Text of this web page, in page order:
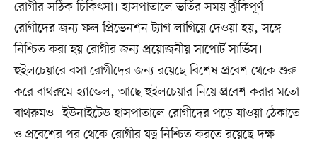
রোগীর সঠিক চিকিৎসা। হাসপাতালে ভর্তির সময় ঝুঁকিপূর্ণ
রোগীদের জন্য ফল প্রিভেনশন ট্যাগ লাগিয়ে দেওয়া হয়, সঙ্গে
নিশ্চিত করা হয় রোগীর জন্য প্রয়োজনীয় সাপোর্ট সার্ভিস।
হুইলচেয়ারে বসা রোগীদের জন্য রয়েছে বিশেষ প্রবেশ থেকে শুরু
করে বাথরুমে হ্যান্ডেল, আছে হুইলচেয়ার নিয়ে প্রবেশ করার মতো
বাথরুমও। ইউনাইটেড হাসপাতালে রোগীদের পড়ে যাওয়া ঠেকাতে
ও প্রবেশের পর থেকে রোগীর যত্ন নিশ্চিত করতে রয়েছে দক্ষ